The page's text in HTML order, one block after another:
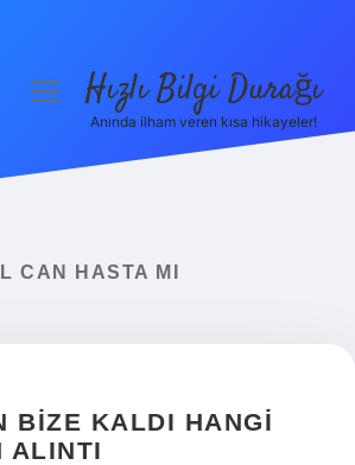
menüyüHızlı Bilgi Durağı
Anında ilham veren kısa hikayeler!
CAN HASTA MI
BIZE KALDI HANGI
ALINTI